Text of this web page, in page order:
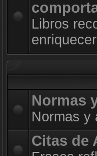
Libros
Normas
Normas y
Citas de